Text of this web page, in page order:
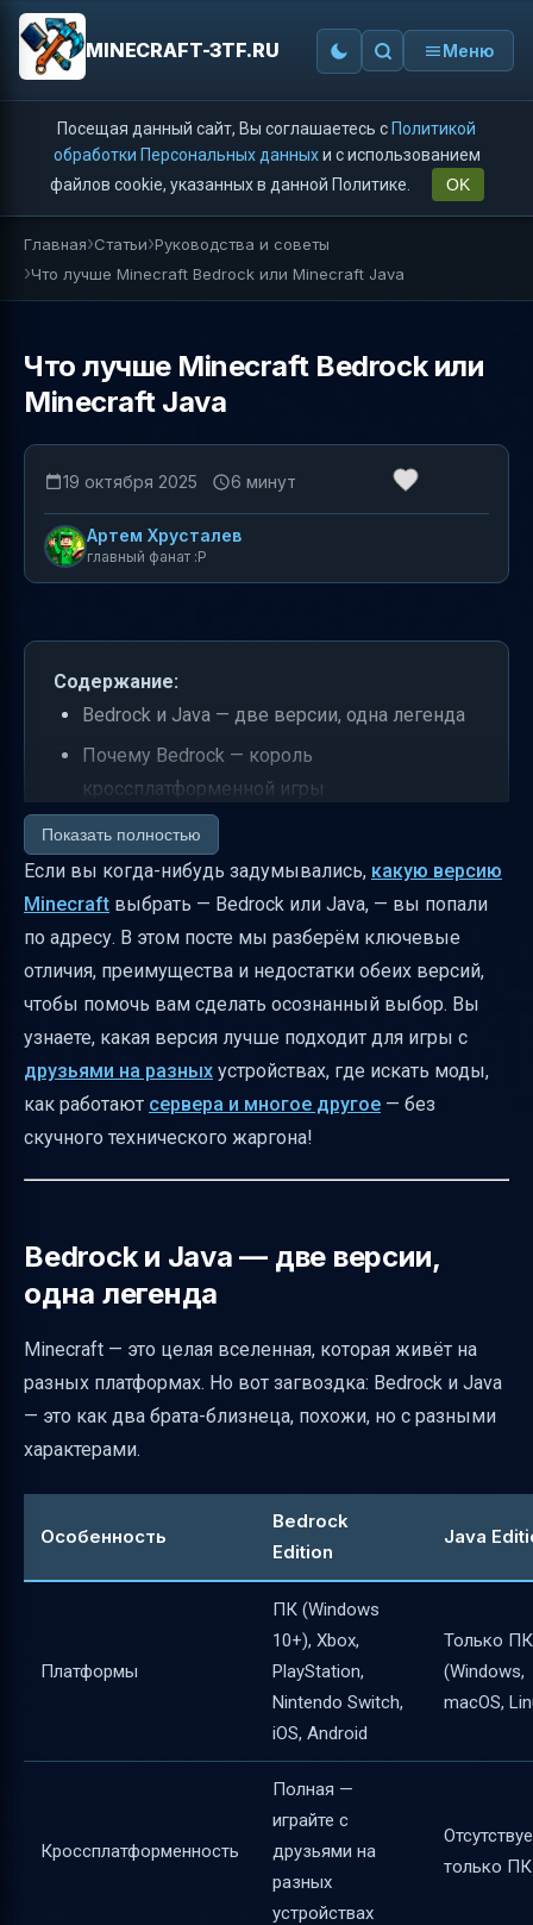
MINECRAFT-3TF.RU Меню
Посещая данный сайт, Вы соглашаетесь с Политикой
обработки Персональных данныхи с использованием
файлов cookie, указанных в данной Политике.
OK
Главная Статьи Руководства и советы
Что лучше Minecraft Bedrock или Minecraft Java
Что лучше Minecraft Bedrock или
Minecraft Java
19 октября 2025 6 минут
Артем Хрусталев
главный фанат :P
Содержание:
Bedrock и Java — две версии, одна легенда
Почему Bedrock — король
кроссплатформенной игры
Java Edition — рай для мододелов и творцов
Моды и Marketplace — где искать контент
Серверы — где и как играть с другими
Важные вопросы для выбора версии
Производительность и оптимизация
Родительский контроль и безопасность
Ограничения и заблуждения
Советы по улучшению сетевого
соединения
Показать полностью
Если вы когда-нибудь задумывались, какую версию
Minecraft выбрать — Bedrock или Java, — вы попали
по адресу. В этом посте мы разберём ключевые
отличия, преимущества и недостатки обеих версий,
чтобы помочь вам сделать осознанный выбор. Вы
узнаете, какая версия лучше подходит для игры с
друзьями на разных устройствах, где искать моды,
как работают сервера и многое другое — без
скучного технического жаргона!
Bedrock и Java — две версии,
одна легенда
Minecraft — это целая вселенная, которая живёт на
разных платформах. Но вот загвоздка: Bedrock и Java
— это как два брата-близнеца, похожи, но с разными
характерами.
Особенность
Bedrock
Edition
Java
Платформы
ПК (Windows
10+), Xbox,
PlayStation,
Nintendo Switch,
iOS, Android
Только ПК
(Windows,
macOS,
Кроссплатформенность
Полная —
играйте с
друзьями на
разных
устройствах
только ПК